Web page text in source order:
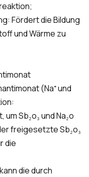
Fördert die Bildung
und Wärme zu
(Na⁺ und
Sb₂o₃ und Na₂o
freigesetzte Sb₂o₃
die
die durch